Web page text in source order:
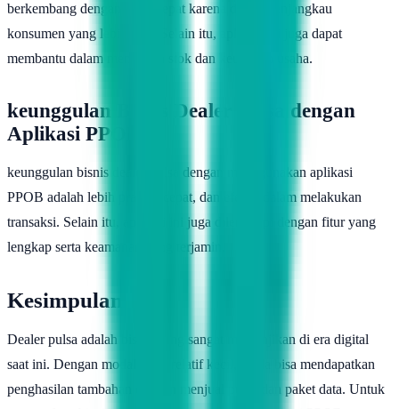
berkembang dengan lebih cepat karena dapat menjangkau
konsumen yang lebih luas. Selain itu, aplikasi ini juga dapat
membantu dalam mengelola stok dan keuangan usaha.
keunggulan Bisnis Dealer Pulsa dengan
Aplikasi PPOB
keunggulan bisnis dealer pulsa dengan menggunakan aplikasi
PPOB adalah lebih praktis, cepat, dan efektif dalam melakukan
transaksi. Selain itu, aplikasi ini juga dilengkapi dengan fitur yang
lengkap serta keamanan yang terjamin.
Kesimpulan
Dealer pulsa adalah bisnis yang sangat menjanjikan di era digital
saat ini. Dengan modal yang relatif kecil, Anda bisa mendapatkan
penghasilan tambahan dengan menjual pulsa dan paket data. Untuk